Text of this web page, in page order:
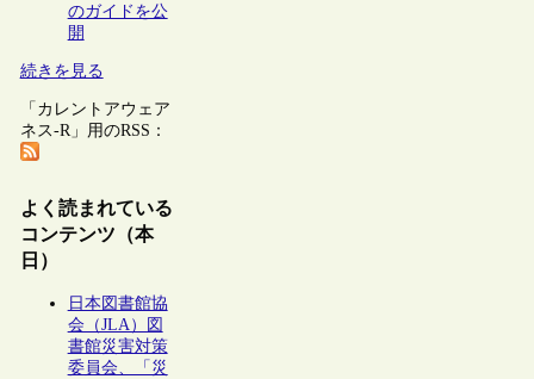
のガイドを公
開
続きを見る
「カレントアウェア
ネス-R」用のRSS：
よく読まれている
コンテンツ（本
日）
日本図書館協
会（JLA）図
書館災害対策
委員会、「災